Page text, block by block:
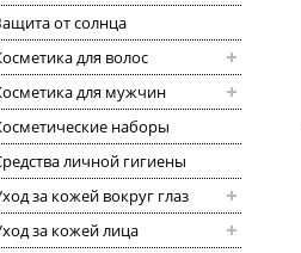
от солнца
для волос
для мужчин
наборы
личной гигиены
за кожей вокруг глаз
за кожей лица